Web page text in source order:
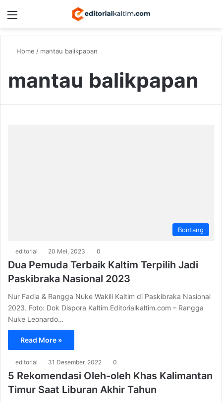
Home / mantau balikpapan
mantau balikpapan
Bontang
editorial 20 Mei, 2023 0
Dua Pemuda Terbaik Kaltim Terpilih Jadi
Paskibraka Nasional 2023
Nur Fadia & Rangga Nuke Wakili Kaltim di Paskibraka Nasional
2023. Foto: Dok Dispora Kaltim Editorialkaltim.com – Rangga
Nuke Leonardo…
Read More »
editorial 31 Desember, 2022 0
5 Rekomendasi Oleh-oleh Khas Kalimantan
Timur Saat Liburan Akhir Tahun